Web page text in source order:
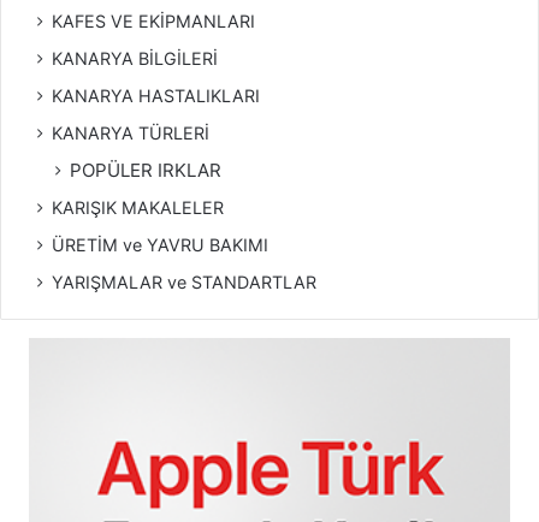
KAFES VE EKİPMANLARI
KANARYA BİLGİLERİ
KANARYA HASTALIKLARI
KANARYA TÜRLERİ
POPÜLER IRKLAR
KARIŞIK MAKALELER
ÜRETİM ve YAVRU BAKIMI
YARIŞMALAR ve STANDARTLAR